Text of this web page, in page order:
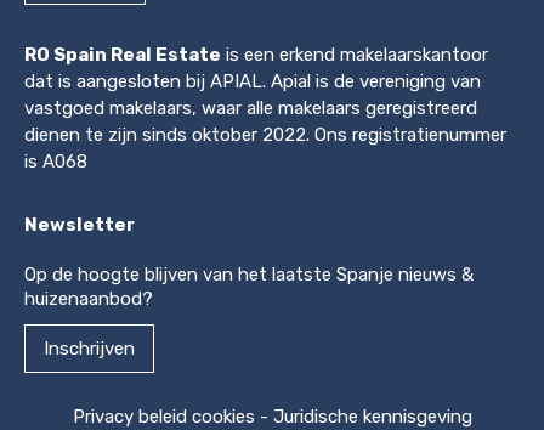
RO Spain Real Estate is een erkend makelaarskantoor
dat is aangesloten bij APIAL. Apial is de vereniging van
vastgoed makelaars, waar alle makelaars geregistreerd
dienen te zijn sinds oktober 2022. Ons registratienummer
is A068
Newsletter
Op de hoogte blijven van het laatste Spanje nieuws &
huizenaanbod?
Inschrijven
Privacy beleid cookies - Juridische kennisgeving